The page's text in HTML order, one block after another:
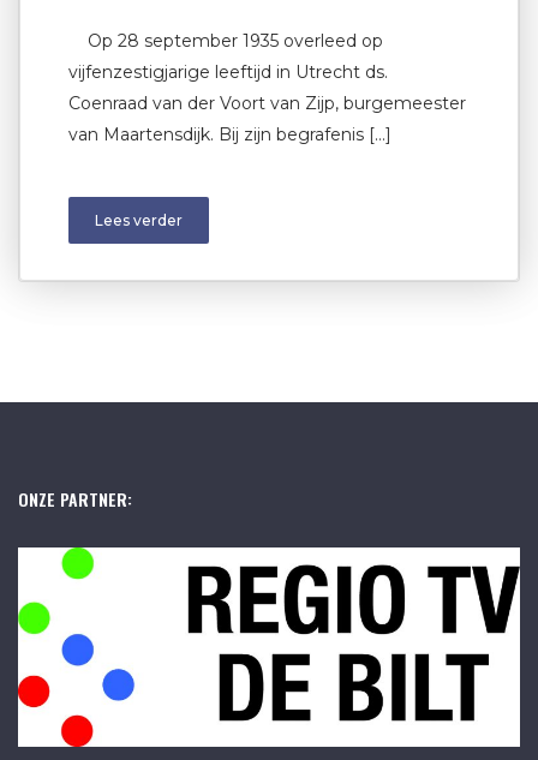
Op 28 september 1935 overleed op
vijfenzestigjarige leeftijd in Utrecht ds.
Coenraad van der Voort van Zijp, burgemeester
van Maartensdijk. Bij zijn begrafenis […]
Lees verder
ONZE PARTNER: